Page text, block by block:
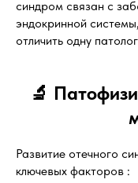
синдром связан с
эндокринной
отличить одну
🔬
Развитие отечного
ключевых факторов :